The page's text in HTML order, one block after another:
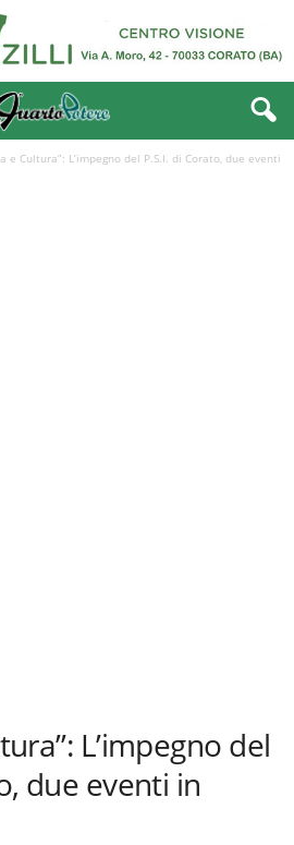
e Cultura”: L’impegno del P.S.I. di Corato, due eventi
L’impegno del
due eventi in